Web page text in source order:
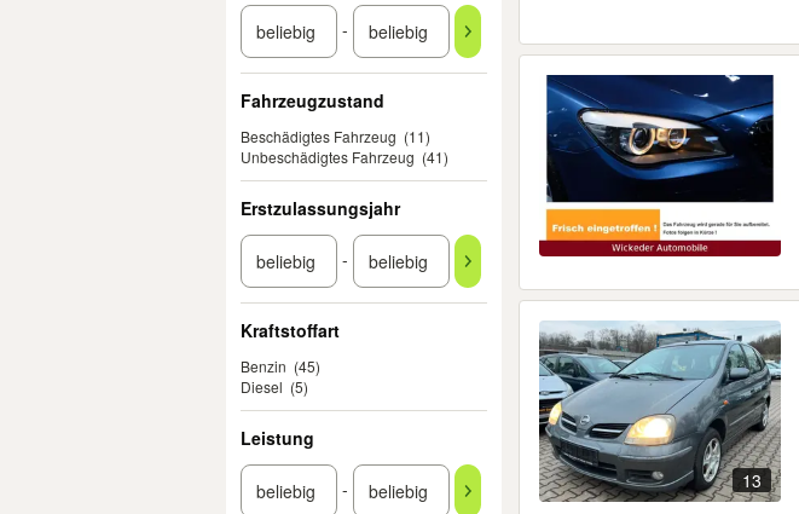
-
Fahrzeugzustand
Beschädigtes Fahrzeug (11)
Unbeschädigtes Fahrzeug (41)
Erstzulassungsjahr
-
Kraftstoffart
Benzin (45)
Diesel (5)
Leistung
- 13